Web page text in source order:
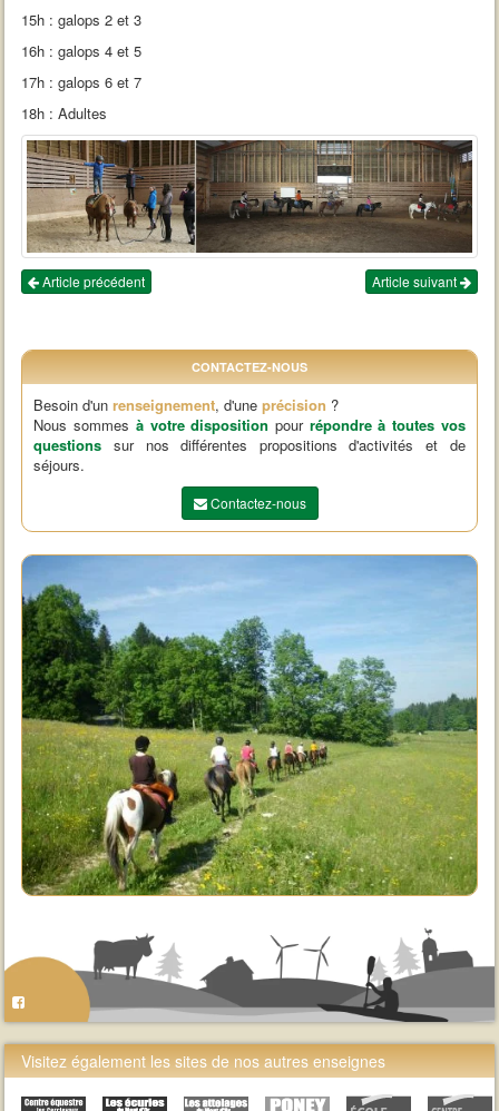
15h : galops 2 et 3
16h : galops 4 et 5
17h : galops 6 et 7
18h : Adultes
Article précédent Article suivant
CONTACTEZ-NOUS
Besoin d'unrenseignement, d'uneprécision ?
Nous sommes à votre disposition pour répondre à toutes vos
questions sur nos différentes propositions d'activités et de
séjours.
Contactez-nous
Visitez également les sites de nos autres enseignes